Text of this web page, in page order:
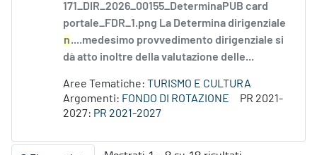
171_DIR_2026_00155_DeterminaPUB card
portale_FDR_1.png La Determina dirigenziale
n....medesimo provvedimento dirigenziale si
dà atto inoltre della valutazione delle...
Aree Tematiche: TURISMO E CULTURA
Argomenti: FONDO DI ROTAZIONE
PR 2021-
2027: PR 2021-2027